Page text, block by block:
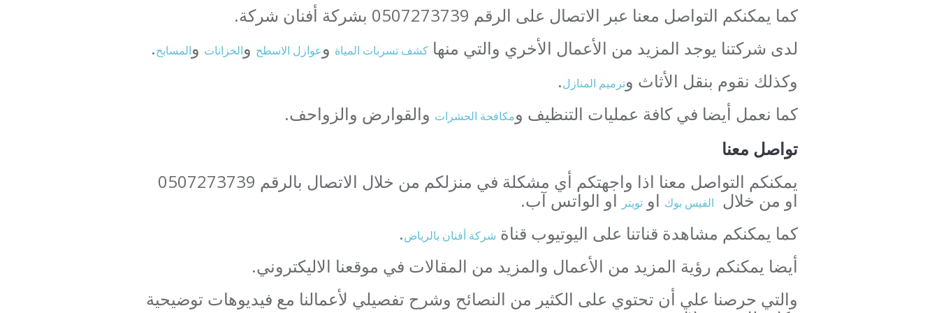
كما يمكنكم التواصل معنا عبر الاتصال على الرقم 0507273739 بشركة أفنان شركة.
لدى شركتنا يوجد المزيد من الأعمال الأخري والتي منها كشف تسربات المياة وعوازل الاسطح والخزانات والمسابح.
وكذلك نقوم بنقل الأثاث وترميم المنازل.
كما نعمل أيضا في كافة عمليات التنظيف ومكافحة الحشرات والقوارض والزواحف.
تواصل معنا
يمكنكم التواصل معنا اذا واجهتكم أي مشكلة في منزلكم من خلال الاتصال بالرقم 0507273739
او من خلال
الفيس بوك او تويتر او الواتس آب.
كما يمكنكم مشاهدة قناتنا على اليوتيوب قناة شركة أفنان بالرياض.
أيضا يمكنكم رؤية المزيد من الأعمال والمزيد من المقالات في موقعنا الاليكتروني.
والتي حرصنا علي أن تحتوي على الكثير من النصائح وشرح تفصيلي لأعمالنا مع فيديوهات توضيحية